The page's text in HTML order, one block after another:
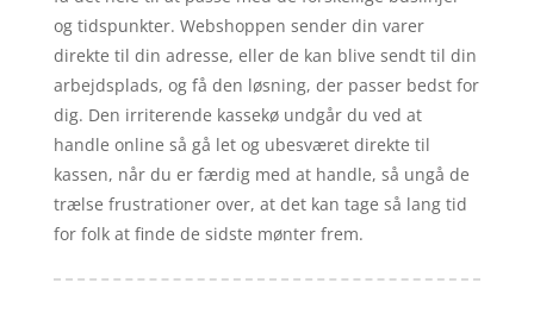
og tidspunkter. Webshoppen sender din varer
direkte til din adresse, eller de kan blive sendt til din
arbejdsplads, og få den løsning, der passer bedst for
dig. Den irriterende kassekø undgår du ved at
handle online så gå let og ubesværet direkte til
kassen, når du er færdig med at handle, så ungå de
trælse frustrationer over, at det kan tage så lang tid
for folk at finde de sidste mønter frem.